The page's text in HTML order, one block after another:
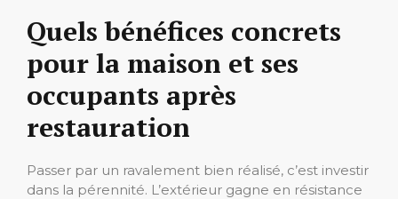
Quels bénéfices concrets
pour la maison et ses
occupants après
restauration
Passer par un ravalement bien réalisé, c’est investir
dans la pérennité. L’extérieur gagne en résistance